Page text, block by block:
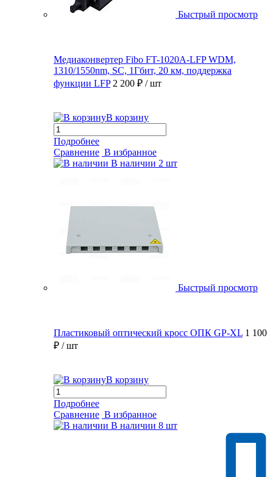
Быстрый просмотр
Медиаконвертер Fibo FT-1020A-LFP WDM,
1310/1550nm, SC, 1Гбит, 20 км, поддержка
функции LFP 2 200 ₽ / шт
В корзину
Подробнее
Сравнение В избранное
В наличии 2 шт
Быстрый просмотр
Пластиковый оптический кросс ОПК GP-XL 1 100
₽ / шт
В корзину
Подробнее
Сравнение В избранное
В наличии 8 шт